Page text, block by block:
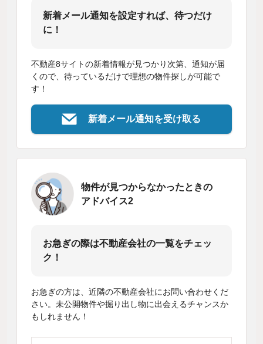
新着メール通知を設定すれば、待つだけ
に！
不動産8サイトの新着情報が見つかり次第、通知が届
くので、待っているだけで理想の物件探しが可能で
す！
新着メール通知を受け取る
物件が見つからなかったときの
アドバイス2
お急ぎの際は不動産会社の一覧をチェッ
ク！
お急ぎの方は、近隣の不動産会社にお問い合わせくだ
さい。未公開物件や掘り出し物に出会えるチャンスか
もしれません！